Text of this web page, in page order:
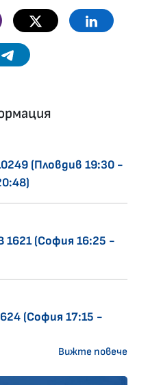
Twitter Linkedin
Telegram
(Пловдив 19:30 -
1621 (София 16:25 -
(София 17:15 -
Вижте повече